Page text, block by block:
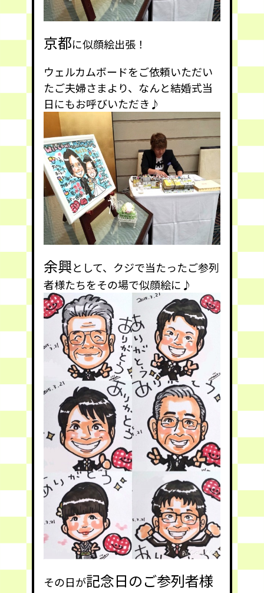
京都に似顔絵出張！
ウェルカムボードをご依頼いただい
たご夫婦さまより、なんと結婚式当
日にもお呼びいただき♪
余興として、クジで当たったご参列
者様たちをその場で似顔絵に♪
その日が記念日のご参列者様